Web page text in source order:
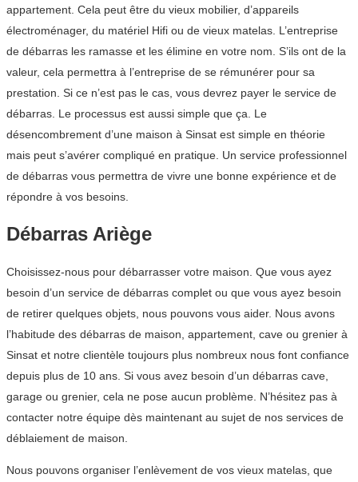
appartement. Cela peut être du vieux mobilier, d’appareils
électroménager, du matériel Hifi ou de vieux matelas. L’entreprise
de débarras les ramasse et les élimine en votre nom. S’ils ont de la
valeur, cela permettra à l’entreprise de se rémunérer pour sa
prestation. Si ce n’est pas le cas, vous devrez payer le service de
débarras. Le processus est aussi simple que ça. Le
désencombrement d’une maison à Sinsat est simple en théorie
mais peut s’avérer compliqué en pratique. Un service professionnel
de débarras vous permettra de vivre une bonne expérience et de
répondre à vos besoins.
Débarras Ariège
Choisissez-nous pour débarrasser votre maison. Que vous ayez
besoin d’un service de débarras complet ou que vous ayez besoin
de retirer quelques objets, nous pouvons vous aider. Nous avons
l’habitude des débarras de maison, appartement, cave ou grenier à
Sinsat et notre clientèle toujours plus nombreux nous font confiance
depuis plus de 10 ans. Si vous avez besoin d’un débarras cave,
garage ou grenier, cela ne pose aucun problème. N’hésitez pas à
contacter notre équipe dès maintenant au sujet de nos services de
déblaiement de maison.
Nous pouvons organiser l’enlèvement de vos vieux matelas, que